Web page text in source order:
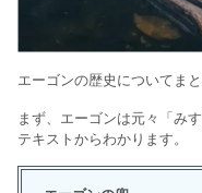
エーゴンの歴史についてまと
まず、エーゴンは元々「み
テキストからわかります。